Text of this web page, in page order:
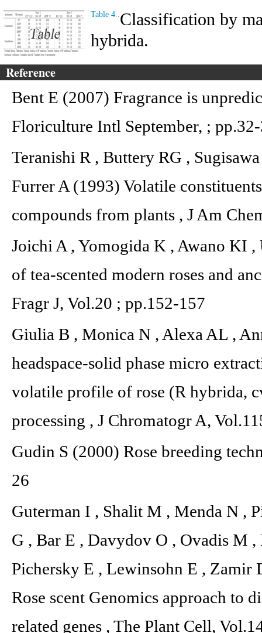
Table 4..Classification by
hybrida.
Reference
Bent E (2007) Fragrance is
Floriculture Intl September, ;
Teranishi R , Buttery RG ,
Furrer A (1993) Volatile
compounds from plants , J Am
Joichi A , Yomogida K , Awano KI
of tea-scented modern roses and
Fragr J, Vol.20 ; pp.152-157
Giulia B , Monica N , Alexa AL ,
headspace-solid phase micro
volatile profile of rose (R hybrida,
processing , J Chromatogr A,
Gudin S (2000) Rose breeding
26
Guterman I , Shalit M , Menda N ,
G , Bar E , Davydov O , Ovadis M
Pichersky E , Lewinsohn E , Zamir
Rose scent Genomics approach to
related genes , The Plant Cell,